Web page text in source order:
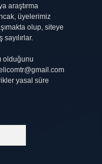
araştırma
üyelerimiz
olup, siteye
olduğunu
yasal süre